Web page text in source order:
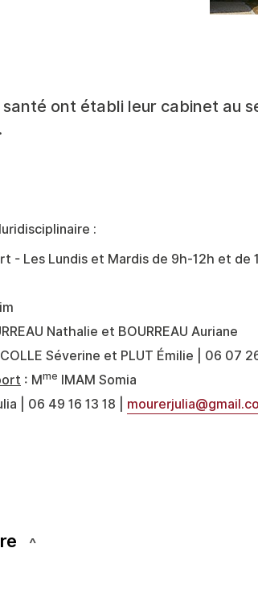
ont établi leur cabinet au
:
- Les Lundis et Mardis de 9h-12h et de
Nathalie et BOURREAU Auriane
Séverine et PLUT Émilie | 06 07
: Mme IMAM Somia
| 06 49 16 13 18 |